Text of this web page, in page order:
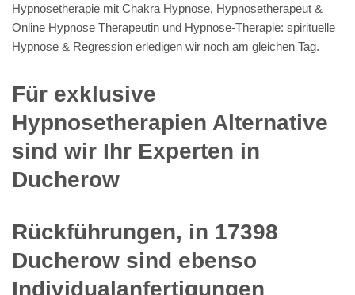
Hypnosetherapie mit Chakra Hypnose, Hypnosetherapeut &
Online Hypnose Therapeutin und Hypnose-Therapie: spirituelle
Hypnose & Regression erledigen wir noch am gleichen Tag.
Für exklusive
Hypnosetherapien Alternative
sind wir Ihr Experten in
Ducherow
Rückführungen, in 17398
Ducherow sind ebenso
Individualanfertigungen